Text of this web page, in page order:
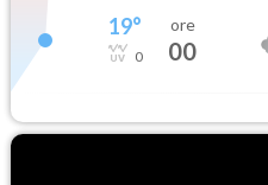
19°
0
ore
00